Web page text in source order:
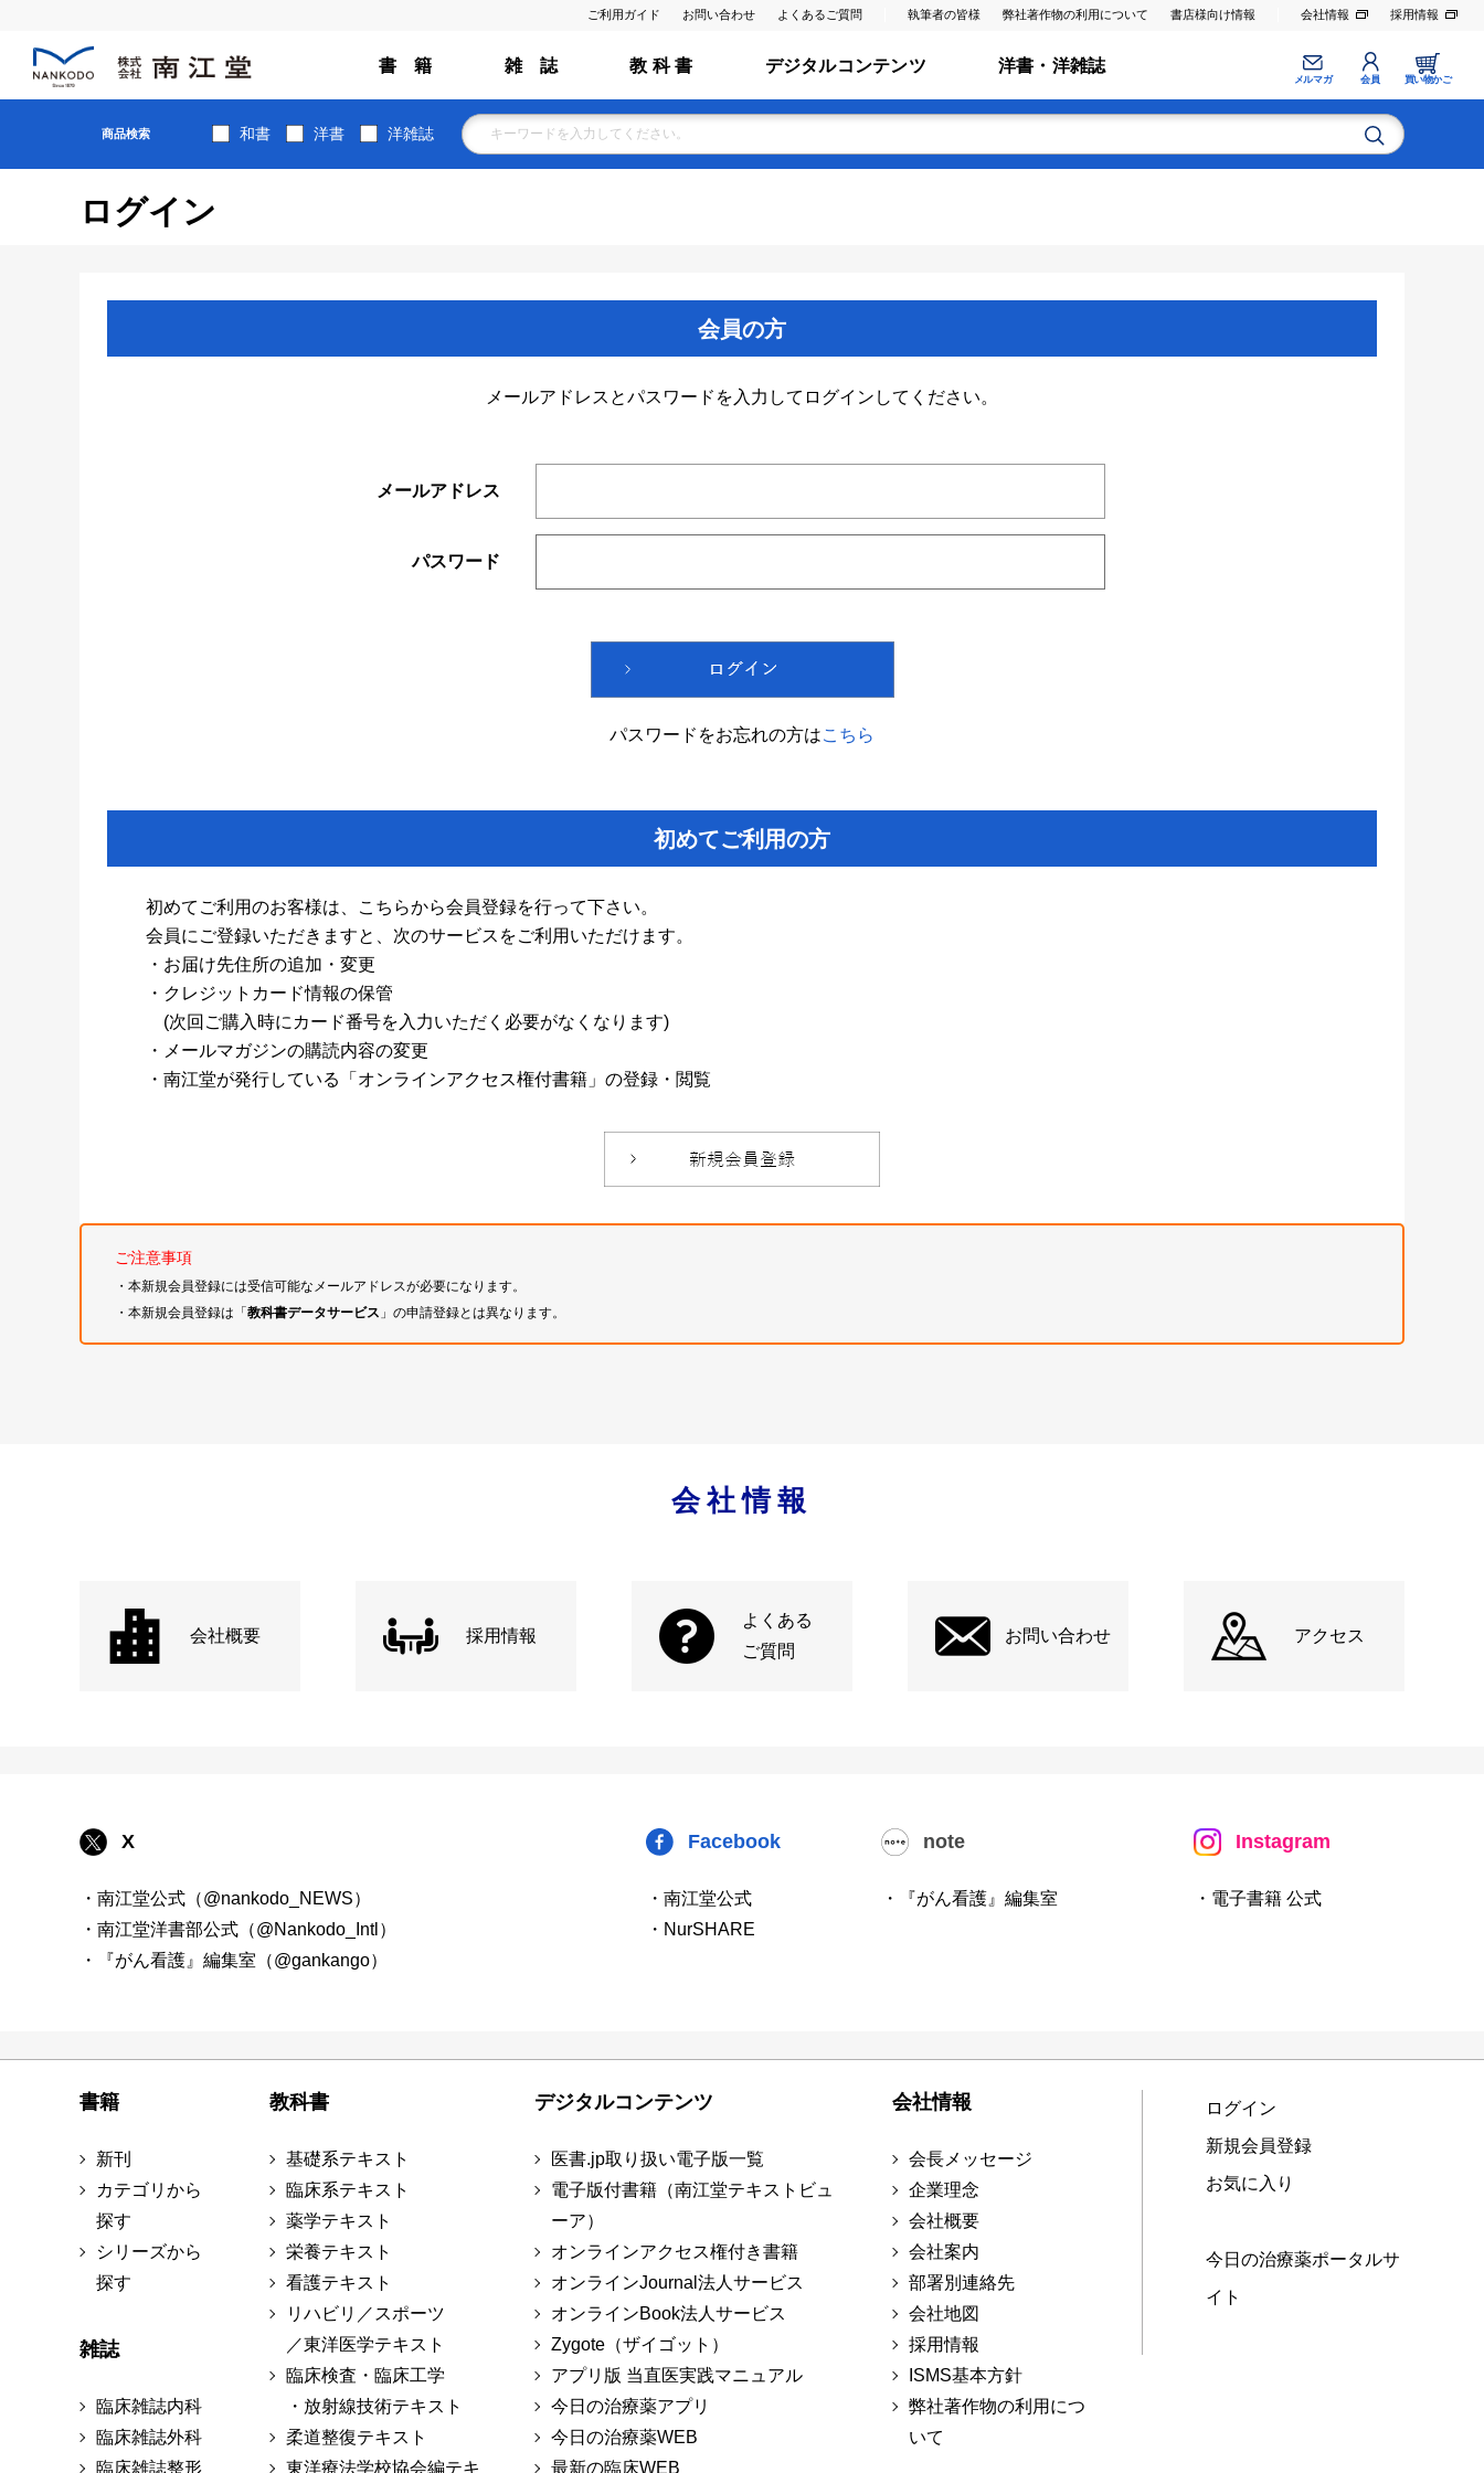
ご利用ガイド お問い合わせ よくあるご質問 執筆者の皆様 弊社著作物の利用について 書店様向け情報 会社情報 採用情報
書 籍 雑 誌 教 科 書 デジタルコンテンツ 洋書・洋雑誌
メルマガ 会員 買い物かご
商品検索 和書 洋書 洋雑誌
ログイン
会員の方
メールアドレスとパスワードを入力してログインしてください。
メールアドレス
パスワード
パスワードをお忘れの方はこちら
初めてご利用の方
初めてご利用のお客様は、こちらから会員登録を行って下さい。
会員にご登録いただきますと、次のサービスをご利用いただけます。
・お届け先住所の追加・変更
・クレジットカード情報の保管
(次回ご購入時にカード番号を入力いただく必要がなくなります)
・メールマガジンの購読内容の変更
・南江堂が発行している「オンラインアクセス権付書籍」の登録・閲覧
ご注意事項
・本新規会員登録には受信可能なメールアドレスが必要になります。
・本新規会員登録は「教科書データサービス 」の申請登録とは異なります。
会社情報
会社概要 採用情報
よくある
ご質問
お問い合わせ アクセス
X
・南江堂公式（@nankodo_NEWS）
・南江堂洋書部公式（@Nankodo_Intl）
・『がん看護』編集室（@gankango）
Facebook
・南江堂公式
・NurSHARE
note
・『がん看護』編集室
Instagram
・電子書籍 公式
書籍
新刊
カテゴリから
探す
シリーズから
探す
雑誌
臨床雑誌内科
臨床雑誌外科
臨床雑誌整形
教科書
基礎系テキスト
臨床系テキスト
薬学テキスト
栄養テキスト
看護テキスト
リハビリ／スポーツ
／東洋医学テキスト
臨床検査・臨床工学
・放射線技術テキスト
柔道整復テキスト
東洋療法学校協会編テキ
デジタルコンテンツ
医書.jp取り扱い電子版一覧
電子版付書籍（南江堂テキストビュ
ーア）
オンラインアクセス権付き書籍
オンラインJournal法人サービス
オンラインBook法人サービス
Zygote（ザイゴット）
アプリ版 当直医実践マニュアル
今日の治療薬アプリ
今日の治療薬WEB
最新の臨床WEB
会社情報
会長メッセージ
企業理念
会社概要
会社案内
部署別連絡先
会社地図
採用情報
ISMS基本方針
弊社著作物の利用につ
いて
ログイン
新規会員登録
お気に入り
今日の治療薬ポータルサ
イト